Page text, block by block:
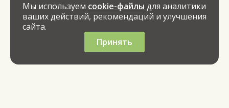
Мы используем cookie-файлы для аналитики
ваших действий, рекомендаций и улучшения
сайта.
Принять